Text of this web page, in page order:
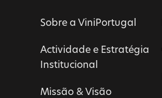
Sobre a ViniPortugal
Actividade e Estratégia
Institucional
Missão & Visão